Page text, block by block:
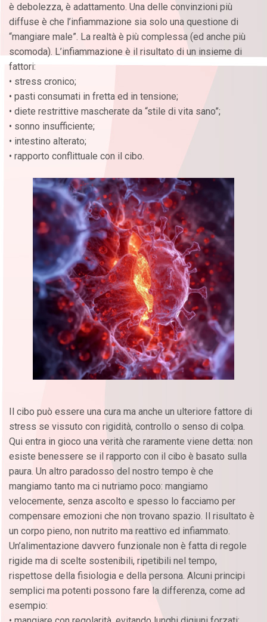
è debolezza, è adattamento. Una delle convinzioni più
diffuse è che l’infiammazione sia solo una questione di
“mangiare male”. La realtà è più complessa (ed anche più
scomoda). L’infiammazione è il risultato di un insieme di
fattori:
• stress cronico;
• pasti consumati in fretta ed in tensione;
• diete restrittive mascherate da “stile di vita sano”;
• sonno insufficiente;
• intestino alterato;
• rapporto conflittuale con il cibo.
Il cibo può essere una cura ma anche un ulteriore fattore di
stress se vissuto con rigidità, controllo o senso di colpa.
Qui entra in gioco una verità che raramente viene detta: non
esiste benessere se il rapporto con il cibo è basato sulla
paura. Un altro paradosso del nostro tempo è che
mangiamo tanto ma ci nutriamo poco: mangiamo
velocemente, senza ascolto e spesso lo facciamo per
compensare emozioni che non trovano spazio. Il risultato è
un corpo pieno, non nutrito ma reattivo ed infiammato.
Un’alimentazione davvero funzionale non è fatta di regole
rigide ma di scelte sostenibili, ripetibili nel tempo,
rispettose della fisiologia e della persona. Alcuni principi
semplici ma potenti possono fare la differenza, come ad
esempio: